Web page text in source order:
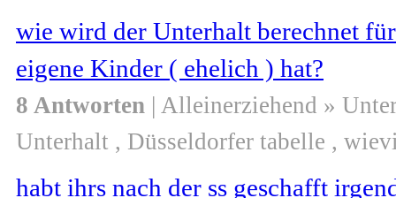
wie wird der Unterhalt berechnet
eigene Kinder ( ehelich ) hat?
8 Antworten | Alleinerziehend »
Unterhalt , Düsseldorfer tabelle ,
habt ihrs nach der ss geschafft